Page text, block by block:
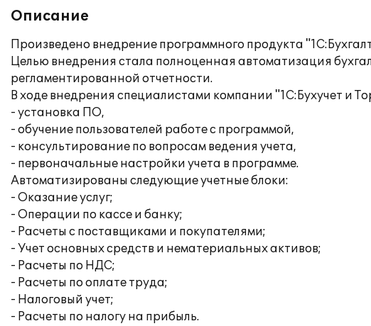
Описание
Произведено внедрение программного продукта
Целью внедрения стала полноценная автоматизация
регламентированной отчетности.
В ходе внедрения специалистами компании "1С:Бухучет и
- установка ПО,
- обучение пользователей работе с программой,
- консультирование по вопросам ведения учета,
- первоначальные настройки учета в программе.
Автоматизированы следующие учетные блоки:
- Оказание услуг;
- Операции по кассе и банку;
- Расчеты с поставщиками и покупателями;
- Учет основных средств и нематериальных активов;
- Расчеты по НДС;
- Расчеты по оплате труда;
- Налоговый учет;
- Расчеты по налогу на прибыль.